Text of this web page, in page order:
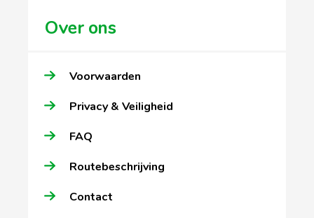
Over ons
Voorwaarden
Privacy & Veiligheid
FAQ
Routebeschrijving
Contact